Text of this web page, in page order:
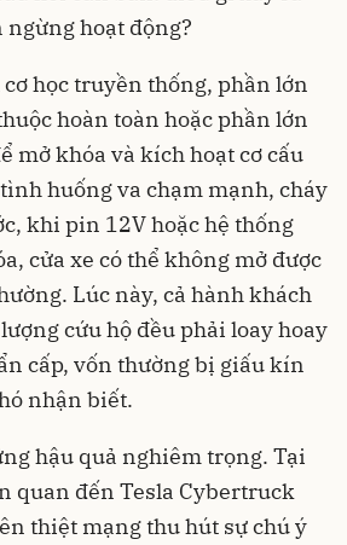
hoạt động?
học truyền thống, phần lớn
hoàn toàn hoặc phần lớn
mở khóa và kích hoạt cơ cấu
huống va chạm mạnh, cháy
khi pin 12V hoặc hệ thống
cửa xe có thể không mở được
Lúc này, cả hành khách
cứu hộ đều phải loay hoay
cấp, vốn thường bị giấu kín
nhận biết.
hậu quả nghiêm trọng. Tại
quan đến Tesla Cybertruck
thiệt mạng thu hút sự chú ý